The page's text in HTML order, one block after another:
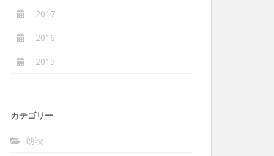
2017
2016
2015
カテゴリー
朗読